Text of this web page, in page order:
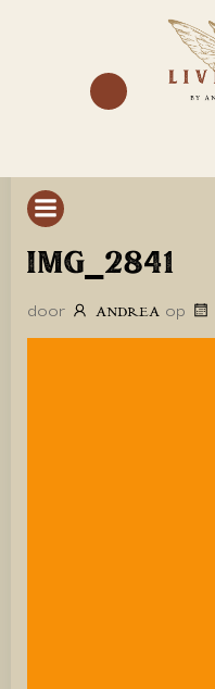
IMG_2841
door ANDREA op